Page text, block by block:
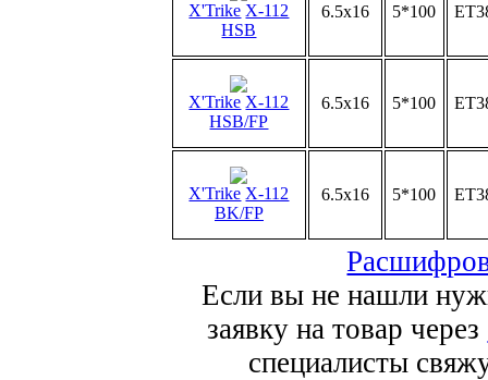
X'Trike X-112
HSB
6.5x16 5*100
X'Trike X-112
HSB/FP
6.5x16 5*100
X'Trike X-112
BK/FP
6.5x16 5*100
Если вы не нашли
заявку на товар через
специалисты